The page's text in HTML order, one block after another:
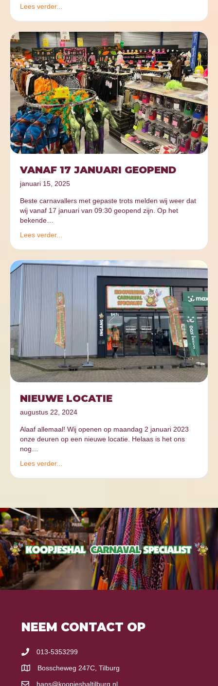
Lees verder...
VANAF 17 JANUARI GEOPEND
januari 15, 2025
Beste carnavallers met gepaste trots melden wij weer dat
wij vanaf 17 januari van 09:30 geopend zijn. Op het
bekende…
Lees verder...
NIEUWE LOCATIE
augustus 22, 2024
Alaaf allemaal! Wij openen op maandag 2 januari 2023
onze deuren op een nieuwe locatie. Helaas is het ons
nog…
Lees verder...
NEEM CONTACT OP
013-5353299
Bosscheweg 247C, Tilburg
hans@koopjeshaltilburg.nl